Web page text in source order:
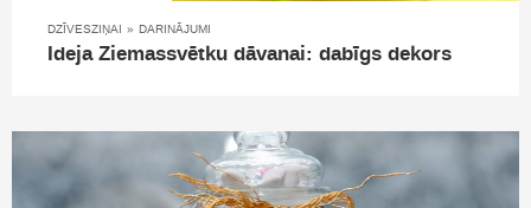
DZĪVESZIŅAI » DARINĀJUMI
Ideja Ziemassvētku dāvanai: dabīgs dekors